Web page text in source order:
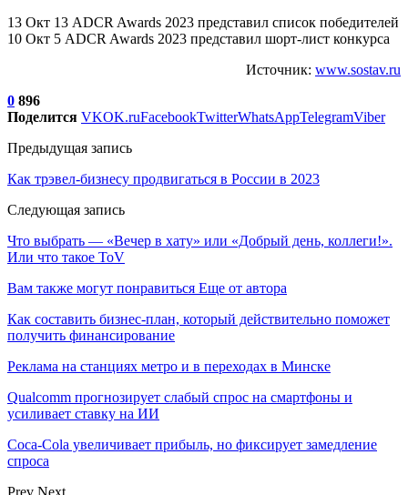
13 Окт 13 ADCR Awards 2023 представил список победителей
10 Окт 5 ADCR Awards 2023 представил шорт-лист конкурса
Источник: www.sostav.ru
0 896
Поделится VKOK.ruFacebookTwitterWhatsAppTelegramViber
Предыдущая запись
Как трэвел-бизнесу продвигаться в России в 2023
Следующая запись
Что выбрать — «Вечер в хату» или «Добрый день, коллеги!».
Или что такое ToV
Вам также могут понравиться Еще от автора
Как составить бизнес-план, который действительно поможет
получить финансирование
Реклама на станциях метро и в переходах в Минске
Qualcomm прогнозирует слабый спрос на смартфоны и
усиливает ставку на ИИ
Coca-Cola увеличивает прибыль, но фиксирует замедление
спроса
Prev Next